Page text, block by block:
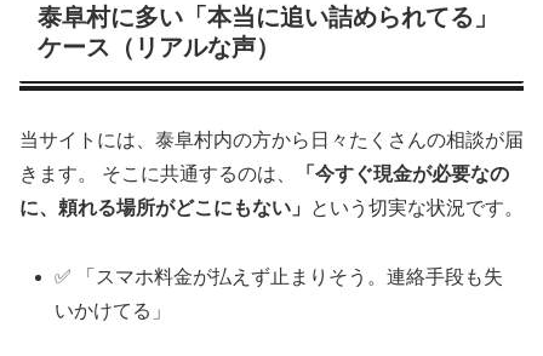
泰阜村に多い「本当に追い詰められてる」
ケース（リアルな声）
当サイトには、泰阜村内の方から日々たくさんの相談が届
きます。 そこに共通するのは、
「今すぐ現金が必要なの
に、頼れる場所がどこにもない」
という切実な状況です。
✅ 「スマホ料金が払えず止まりそう。連絡手段も失
いかけてる」